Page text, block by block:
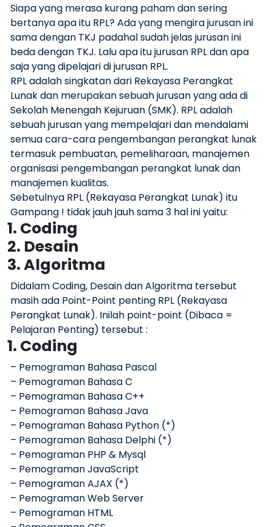
Siapa yang merasa kurang paham dan sering
bertanya apa itu RPL? Ada yang mengira jurusan ini
sama dengan TKJ padahal sudah jelas jurusan ini
beda dengan TKJ. Lalu apa itu jurusan RPL dan apa
saja yang dipelajari di jurusan RPL.
RPL adalah singkatan dari Rekayasa Perangkat
Lunak dan merupakan sebuah jurusan yang ada di
Sekolah Menengah Kejuruan (SMK). RPL adalah
sebuah jurusan yang mempelajari dan mendalami
semua cara-cara pengembangan perangkat lunak
termasuk pembuatan, pemeliharaan, manajemen
organisasi pengembangan perangkat lunak dan
manajemen kualitas.
Sebetulnya RPL (Rekayasa Perangkat Lunak) itu
Gampang ! tidak jauh jauh sama 3 hal ini yaitu:
1. Coding
2. Desain
3. Algoritma
Didalam Coding, Desain dan Algoritma tersebut
masih ada Point-Point penting RPL (Rekayasa
Perangkat Lunak). Inilah point-point (Dibaca =
Pelajaran Penting) tersebut :
1. Coding
– Pemograman Bahasa Pascal
– Pemograman Bahasa C
– Pemograman Bahasa C++
– Pemograman Bahasa Java
– Pemograman Bahasa Python (*)
– Pemograman Bahasa Delphi (*)
– Pemograman PHP & Mysql
– Pemograman JavaScript
– Pemograman AJAX (*)
– Pemograman Web Server
– Pemograman HTML